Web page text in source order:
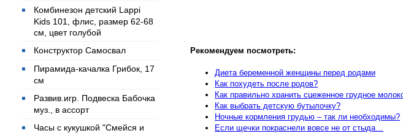
Комбинезон детский Lappi
Kids 101, флис, размер 62-68
см, цвет голубой
Конструктор Самосвал
Пирамида-качалка Грибок, 17
см
Развив.игр. Подвеска Бабочка
муз., в ассорт
Часы с кукушкой "Смейся и
Рекомендуем посмотреть:
Диета беременной женщины перед родами
Как похудеть после родов?
Как правильно хранить сцеженное грудное
Как выбрать детскую бутылочку?
Ночные кормления грудью – так ли необходимы?
Если щечки покраснели вовсе не от стыда…